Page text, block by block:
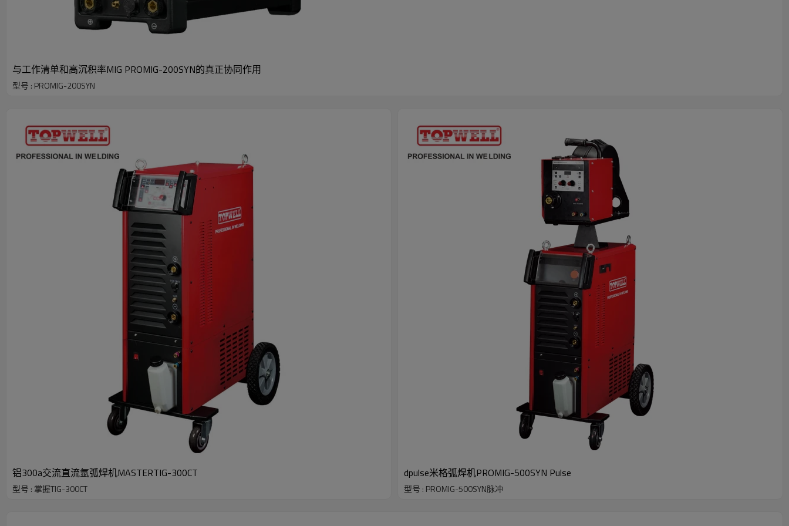
与工作清单和高沉积率MIG PROMIG-200SYN的真正协同作用
型号 : PROMIG-200SYN
铝300a交流直流氩弧焊机MASTERTIG-300CT
型号 : 掌握TIG-300CT
dpulse米格弧焊机PROMIG-500SYN Pulse
型号 : PROMIG-500SYN脉冲